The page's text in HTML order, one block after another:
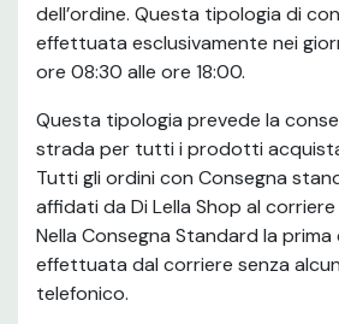
dell’ordine. Questa tipologia di
effettuata esclusivamente nei
ore 08:30 alle ore 18:00.
Questa tipologia prevede la
strada per tutti i prodotti
Tutti gli ordini con Consegna
affidati da Di Lella Shop al
Nella Consegna Standard la prima
effettuata dal corriere senza
telefonico.